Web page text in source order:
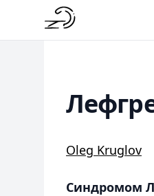
Oleg Kruglov
Синдромом